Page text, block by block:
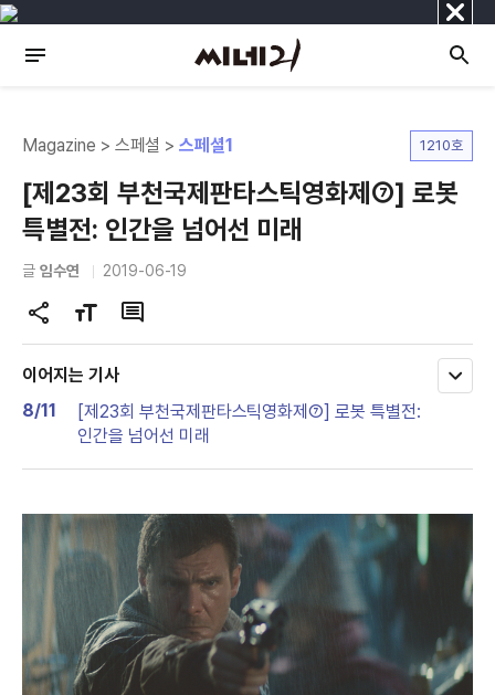
닫
기
Magazine > 스페셜 >스페셜1 1210호
[제23회 부천국제판타스틱영화제⑦] 로봇
특별전: 인간을 넘어선 미래
글 임수연 2019-06-19
공
유
하
글
자
크
변
경
댓
글
이어지는 기사
8/11
[제23회 부천국제판타스틱영화제⑦] 로봇 특별전:
인간을 넘어선 미래
모